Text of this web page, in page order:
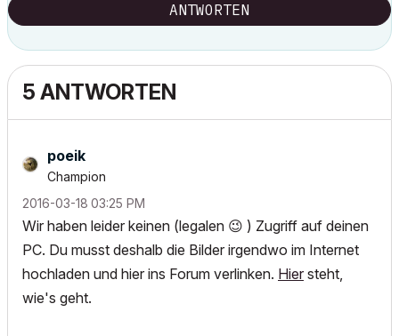
ANTWORTEN
5 ANTWORTEN
poeik
Champion
‎2016-03-18 03:25 PM
Wir haben leider keinen (legalen 😉 ) Zugriff auf deinen
PC. Du musst deshalb die Bilder irgendwo im Internet
hochladen und hier ins Forum verlinken. Hier steht,
wie's geht.